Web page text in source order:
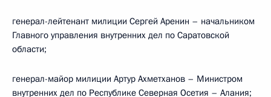
генерал-лейтенант милиции Сергей Аренин – начальником
Главного управления внутренних дел по Саратовской
области;
генерал-майор милиции Артур Ахметханов – Министром
внутренних дел по Республике Северная Осетия – Алания;